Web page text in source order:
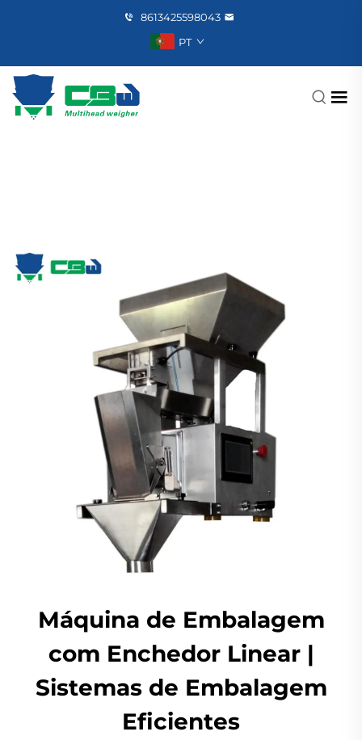
8613425598043
PT
Máquina de Embalagem
com Enchedor Linear |
Sistemas de Embalagem
Eficientes